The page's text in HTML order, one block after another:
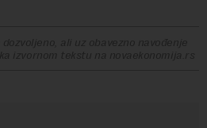
ali uz obavezno navođenje
izvornom tekstu na novaekonomija.rs